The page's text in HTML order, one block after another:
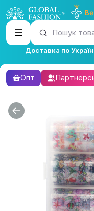
Пошук
Доставка по
Опт